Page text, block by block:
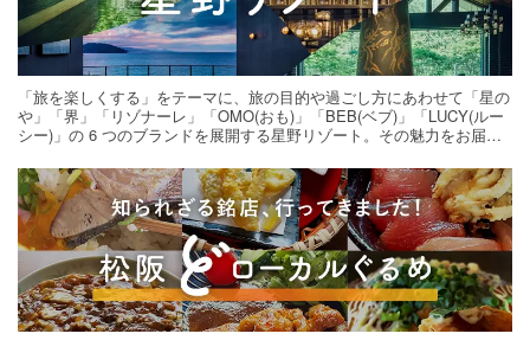
「旅を楽しくする」をテーマに、旅の目的や過ごし方にあわせて「星の
や」「界」「リゾナーレ」「OMO(おも)」「BEB(ベブ)」「LUCY(ルー
シー)」の 6 つのブランドを展開する星野リゾート。その魅力をお届け